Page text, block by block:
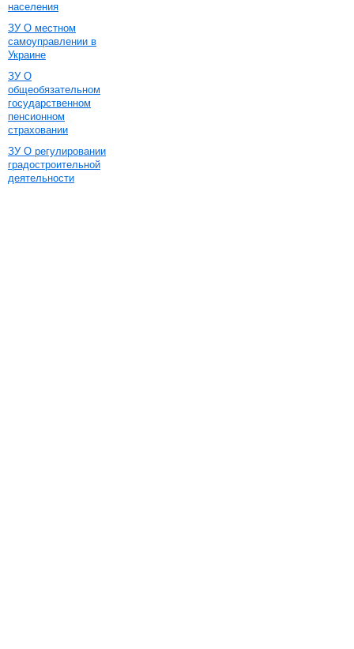
населения
ЗУ О местном
самоуправлении в
Украине
ЗУ О
общеобязательном
государственном
пенсионном
страховании
ЗУ О регулировании
градостроительной
деятельности